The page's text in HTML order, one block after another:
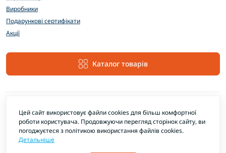
Виробники
Подарункові сертифікати
Акції
Каталог товарів
Цей сайт використовує файли cookies для більш комфортної
роботи користувача. Продовжуючи перегляд сторінок сайту, ви
погоджуєтеся з політикою використання файлів cookies.
Детальніше